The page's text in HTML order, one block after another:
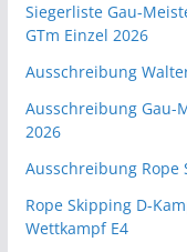
Siegerliste Gau-
GTm Einzel 2026
Ausschreibung
Ausschreibung Gau-
2026
Ausschreibung Rope
Rope Skipping D-
Wettkampf E4